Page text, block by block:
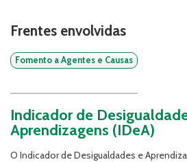
Frentes envolvidas
Fomento a Agentes e Causas
Indicador de
Aprendizagens (IDeA)
O Indicador de Desigualdades e